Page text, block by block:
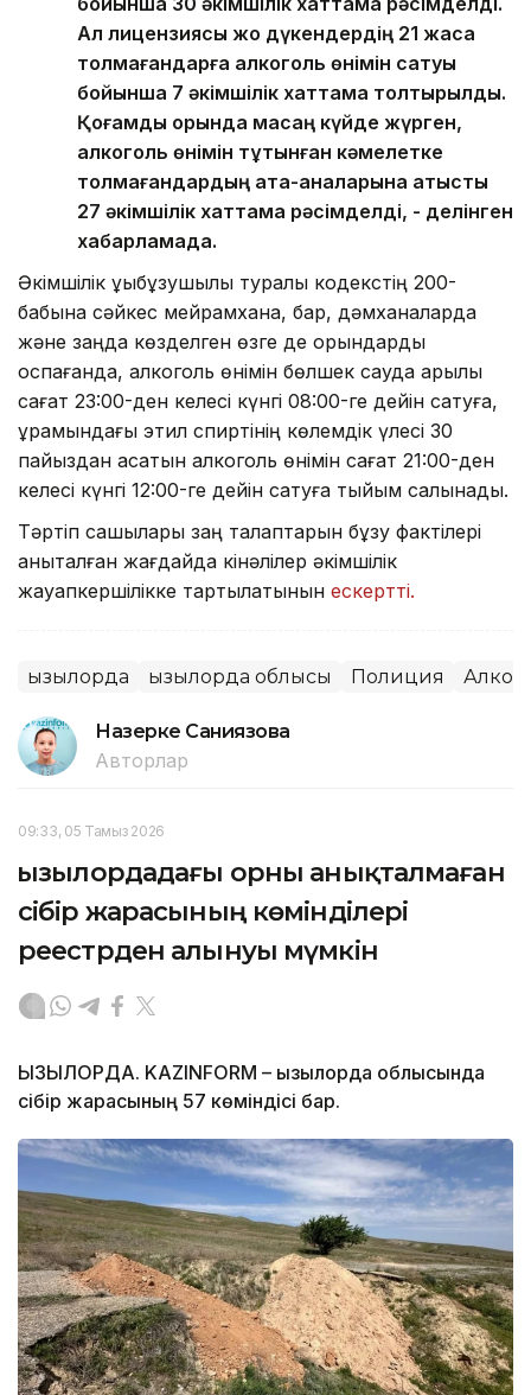
Ал лицензиясы жоқ дүкендердің 21 жасқа
толмағандарға алкоголь өнімін сатуы
бойынша 7 әкімшілік хаттама толтырылды.
Қоғамдық орында масаң күйде жүрген,
алкоголь өнімін тұтынған кәмелетке
толмағандардың ата-аналарына қатысты
27 әкімшілік хаттама рәсімделді, - делінген
хабарламада.
Әкімшілік құқықбұзушылық туралы кодекстің 200-
бабына сәйкес мейрамхана, бар, дәмханаларда
және заңда көзделген өзге де орындарды
қоспағанда, алкоголь өнімін бөлшек сауда арқылы
сағат 23:00-ден келесі күнгі 08:00-ге дейін сатуға,
құрамындағы этил спиртінің көлемдік үлесі 30
пайыздан асатын алкоголь өнімін сағат 21:00-ден
келесі күнгі 12:00-ге дейін сатуға тыйым салынады.
Тәртіп сақшылары заң талаптарын бұзу фактілері
анықталған жағдайда кінәлілер әкімшілік
жауапкершілікке тартылатынын ескертті.
Қызылорда Қызылорда облысы Полиция
Назерке Саниязова
Авторлар
09:33, 05 Тамыз 2026
Қызылордадағы орны анықталмаған
сібір жарасының көмінділері
реестрден алынуы мүмкін
ҚЫЗЫЛОРДА. KAZINFORM – Қызылорда облысында
сібір жарасының 57 көміндісі бар.